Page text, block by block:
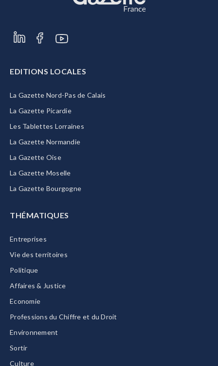
EDITIONS LOCALES
La Gazette Nord-Pas de Calais
La Gazette Picardie
Les Tablettes Lorraines
La Gazette Normandie
La Gazette Oise
La Gazette Moselle
La Gazette Bourgogne
THÉMATIQUES
Entreprises
Vie des territoires
Politique
Affaires & Justice
Economie
Professions du Chiffre et du Droit
Environnement
Sortir
Culture